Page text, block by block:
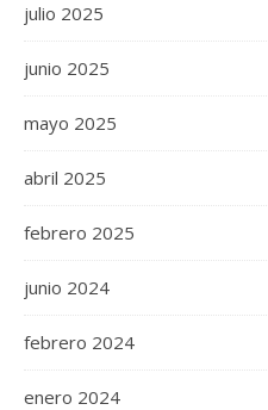
julio 2025
junio 2025
mayo 2025
abril 2025
febrero 2025
junio 2024
febrero 2024
enero 2024